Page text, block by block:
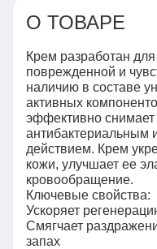
О ТОВАРЕ
Крем разработан
поврежденной и
наличию в составе
активных
эффективно
антибактериальным
действием. Крем
кожи, улучшает ее
кровообращение.
Ключевые свойства:
Ускоряет
Смягчает
запах